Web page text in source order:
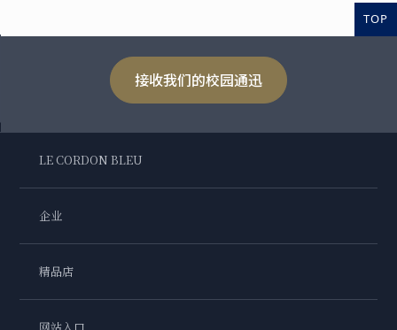
TOP
接收我们的校园通迅
LE CORDON BLEU
企业
精品店